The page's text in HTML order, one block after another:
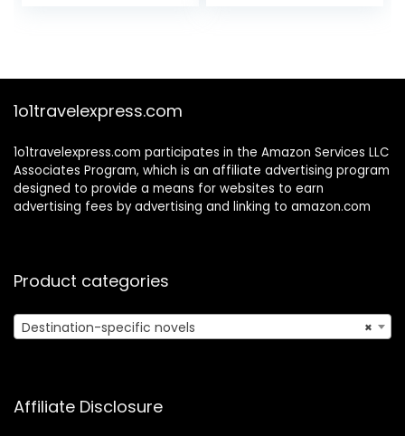
1o1travelexpress.com
1o1travelexpress.com participates in the Amazon Services LLC
Associates Program, which is an affiliate advertising program
designed to provide a means for websites to earn
advertising fees by advertising and linking to amazon.com
Product categories
×
Destination-specific novels
Affiliate Disclosure